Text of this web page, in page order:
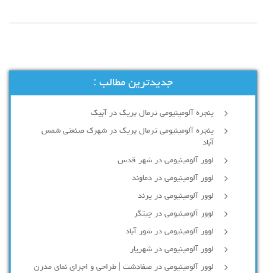
جدیدترین مطالب :
پنجره آلومینیومی ترمال بریک در آبیک
پنجره آلومینیومی ترمال بریک در شهرک صنعتی شمس
آباد
لوور آلومینیومی در شهر قدس
لوور آلومینیومی در دماوند
لوور آلومینیومی در پرند
لوور آلومینیومی در چیتگر
لوور آلومینیومی در شور آباد
لوور آلومينيومي در شهريار
لوور آلومینیومی در صفادشت | طراحی و اجرای نمای مدرن